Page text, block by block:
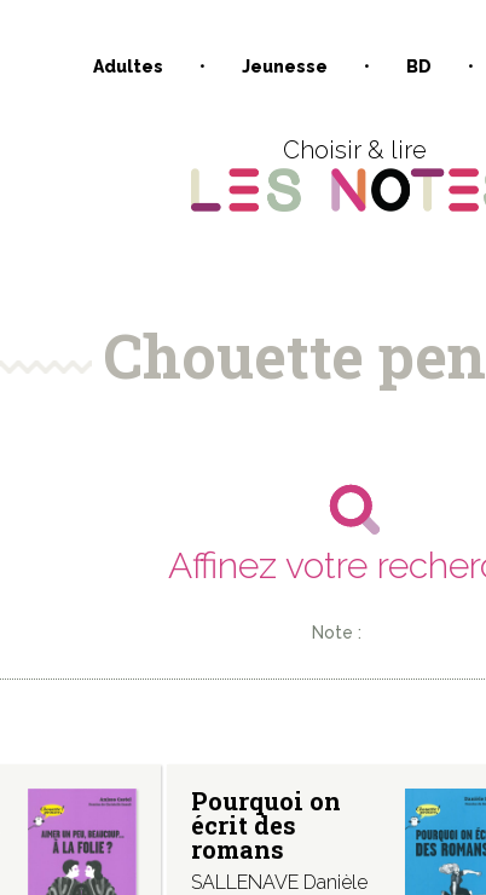
Adultes Jeunesse BD
Choisir & lire
Chouette
Affinez votre
Note :
Pourquoi on
écrit des
romans
SALLENAVE Danièle